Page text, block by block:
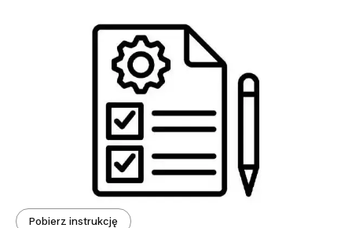
Pobierz instrukcję